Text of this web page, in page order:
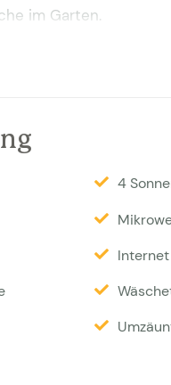
im Garten.
Küche mit
(nicht viele
und es gibt 3
mit zwei
| Kinderbett und
4
Internet